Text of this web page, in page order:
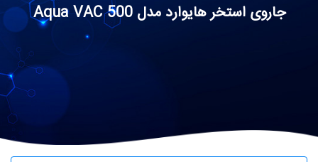
جاروی استخر هایوارد مدل Aqua VAC 500